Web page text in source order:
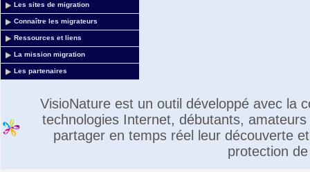
Les sites de migration
Connaître les migrateurs
Ressources et liens
La mission migration
Les partenaires
VisioNature est un outil développé avec la
technologies Internet, débutants,
partager en temps réel leur découverte
protection